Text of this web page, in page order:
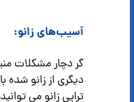
آسیب‌های زانو:
گر دچار مشکلات
دیگری از زانو شده
تراپی زانو می